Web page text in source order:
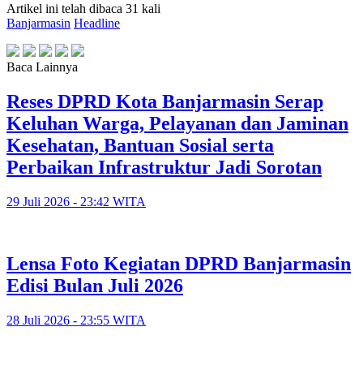
Artikel ini telah dibaca 31 kali
Banjarmasin Headline
Baca Lainnya
Reses DPRD Kota Banjarmasin Serap
Keluhan Warga, Pelayanan dan Jaminan
Kesehatan, Bantuan Sosial serta
Perbaikan Infrastruktur Jadi Sorotan
29 Juli 2026 - 23:42 WITA
Lensa Foto Kegiatan DPRD Banjarmasin
Edisi Bulan Juli 2026
28 Juli 2026 - 23:55 WITA